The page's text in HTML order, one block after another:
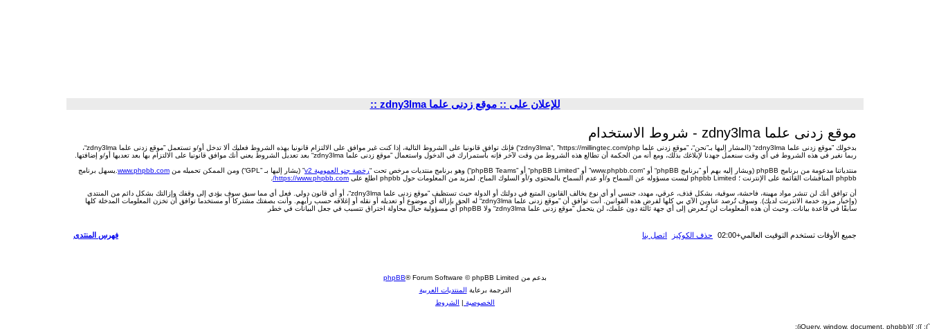
للإعلان على :: موقع زدنى علما zdny3lma ::
موقع زدنى علما zdny3lma - شروط الاستخدام
بدخولك ”موقع زدنى علما zdny3lma“ (المشار إليها بـ”نحن“، ”موقع زدنى علما zdny3lma“, ”https://millingtec.com/php“) فإنك توافق قانونيا على الشروط التالية، إذا كنت غير موافق على الالتزام قانونيا بهذه الشروط فعليك ألا تدخل أو/و تستعمل ”موقع زدنى علما zdny3lma“،
ربما نغير في هذه الشروط في أي وقت سنعمل جهدنا لإبلاغك بذلك، ومع أنه من الحكمة أن تطالع هذه الشروط من وقت لآخر فإنه باستمرارك في الدخول واستعمال ”موقع زدنى علما zdny3lma“ بعد تعديل الشروط يعني أنك موافق قانونيا على الالتزام بها بعد تعديها أو/و إضافتها.
منتدياتنا مدعومة من برنامج phpBB (ويشار إليه بهم أو ”برنامج phpBB“ أو “www.phpbb.com” أو ”phpBB Limited“ أو ”phpBB Teams“) وهو برنامج منتديات مرخص تحت “
رخصة جنو العمومية v2 ” (يشار إليها بـ ”GPL“) ومن الممكن تحميله من www.phpbb.com .يسهل برنامج
phpbb المناقشات القائمة على الإنترنت ؛ phpbb Limited ليست مسؤوله عن السماح و/أو عدم السماح بالمحتوى و/أو السلوك المباح. لمزيد من المعلومات حول phpbb اطلع على
https://www.phpbb.com/
أن توافق أنك لن تنشر مواد مهينة، فاحشة، سوقية، بشكل قذف، عرقي، مهدد، جنسي أو أي نوع يخالف القانون المتبع في دولتك أو الدولة حيث تستظيف ”موقع زدنى علما zdny3lma“، أو أي قانون دولي. فعل أي مما سبق سوف يؤدي إلى وقفك وإزالتك بشكل دائم من المنتدى
(وإخبار مزود خدمة الانترنت لديك). وسوف تُرصد عناوين الآي بي كلها لفرض هذه القوانين. أنت توافق أن ”موقع زدنى علما zdny3lma“ له الحق بإزالة أي موضوع أو تعديله أو نقله أو إغلاقه حسب رأيهم. وأنت بصفتك مشتركا أو مستخدما توافق أن تخزن المعلومات المدخلة كلها
سابقًا في قاعدة بيانات. وحيث أن هذه المعلومات لن تُـعرض إلى أي جهة ثالثة دون علمك، لن يتحمل ”موقع زدنى علما zdny3lma“ ولا phpBB أي مسؤولية حيال محاولة اختراق تتسبب في جعل البيانات في خطر
فهرس المنتدى جميع الأوقات تستخدم التوقيت العالمي+02:00 حذف الكوكيز اتصل بنا
بدعم من phpBB® Forum Software © phpBB Limited
الترجمة برعاية المنتديات العربية
الخصوصية | الشروط
`); }); })(jQuery, window, document, phpbb);